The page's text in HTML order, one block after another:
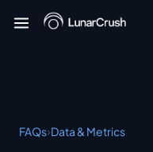
FAQs›Data & Metrics